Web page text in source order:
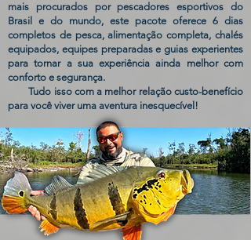
mais procurados por pescadores esportivos do
Brasil e do mundo, este pacote oferece 6 dias
completos de pesca, alimentação completa, chalés
equipados, equipes preparadas e guias experientes
para tornar a sua experiência ainda melhor com
conforto e segurança.
Tudo isso com a melhor relação custo-benefício
para você viver uma aventura inesquecível!